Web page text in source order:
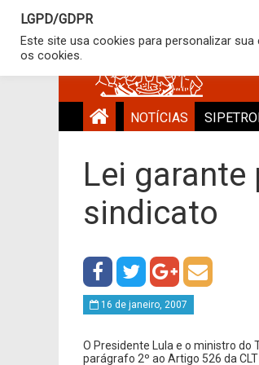
NOTÍCIAS
Lei
sindicato
16 de janeiro, 2007
O Presidente Lula e o ministro do
parágrafo 2º ao Artigo 526 da
LGPD/GDPR
Este site usa cookies para personalizar sua
os cookies.